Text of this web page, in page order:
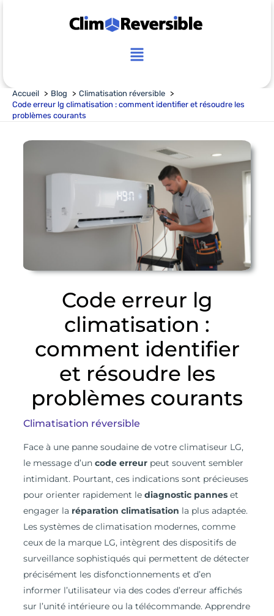
Main
Accueil Blog
Climatisation réversible
Code erreur lg climatisation : comment identifier et résoudre les
problèmes courants
Code erreur lg
climatisation :
comment identifier
et résoudre les
problèmes courants
Climatisation réversible
Face à une panne soudaine de votre climatiseur LG,
le message d’un code erreurpeut souvent sembler
intimidant. Pourtant, ces indications sont précieuses
pour orienter rapidement le diagnostic panneset
engager la réparation climatisation la plus adaptée.
Les systèmes de climatisation modernes, comme
ceux de la marque LG, intègrent des dispositifs de
surveillance sophistiqués qui permettent de détecter
précisément les disfonctionnements et d’en
informer l’utilisateur via des codes d’erreur affichés
sur l’unité intérieure ou la télécommande. Apprendre